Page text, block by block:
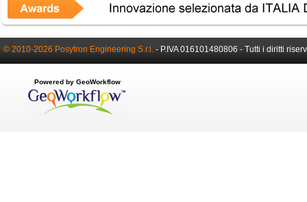
© 2010-2026 Posytron Engineering S.r.l. - P.IVA 016101480806 - Tutti i diritti
Powered by GeoWorkflow